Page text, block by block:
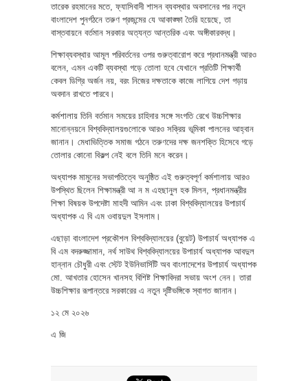
তারেক রহমানের মতে, ফ্যাসিবাদী শাসন ব্যবস্থার অবসানের পর নতুন
বাংলাদেশ পুনর্গঠনে তরুণ প্রজন্মের যে আকাঙ্ক্ষা তৈরি হয়েছে, তা
বাস্তবায়নে বর্তমান সরকার অত্যন্ত আন্তরিক এবং অঙ্গীকারবদ্ধ।
শিক্ষাব্যবস্থার আমূল পরিবর্তনের ওপর গুরুত্বারোপ করে প্রধানমন্ত্রী আরও
বলেন, এমন একটি ব্যবস্থা গড়ে তোলা হবে যেখানে প্রতিটি শিক্ষার্থী
কেবল ডিগ্রি অর্জন নয়, বরং নিজের দক্ষতাকে কাজে লাগিয়ে দেশ গড়ায়
অবদান রাখতে পারবে।
কর্মশালায় তিনি বর্তমান সময়ের চাহিদার সঙ্গে সংগতি রেখে উচ্চশিক্ষার
মানোন্নয়নে বিশ্ববিদ্যালয়গুলোকে আরও সক্রিয় ভূমিকা পালনের আহ্বান
জানান। মেধাভিত্তিক সমাজ গঠনে তরুণদের দক্ষ জনশক্তি হিসেবে গড়ে
তোলার কোনো বিকল্প নেই বলে তিনি মনে করেন।
অধ্যাপক মামুনের সভাপতিত্বে অনুষ্ঠিত এই গুরুত্বপূর্ণ কর্মশালায় আরও
উপস্থিত ছিলেন শিক্ষামন্ত্রী আ ন ম এহছানুল হক মিলন, প্রধানমন্ত্রীর
শিক্ষা বিষয়ক উপদেষ্টা মাহদী আমিন এবং ঢাকা বিশ্ববিদ্যালয়ের উপাচার্য
অধ্যাপক এ বি এম ওবায়দুল ইসলাম।
এছাড়া বাংলাদেশ প্রকৌশল বিশ্ববিদ্যালয়ের (বুয়েট) উপাচার্য অধ্যাপক এ
বি এম বদরুজ্জামান, নর্থ সাউথ বিশ্ববিদ্যালয়ের উপাচার্য অধ্যাপক আবদুল
হান্নান চৌধুরী এবং স্টেট ইউনিভার্সিটি অব বাংলাদেশের উপাচার্য অধ্যাপক
মো. আখতার হোসেন খানসহ বিশিষ্ট শিক্ষাবিদরা সভায় অংশ নেন। তারা
উচ্চশিক্ষার রূপান্তরে সরকারের এ নতুন দৃষ্টিভঙ্গিকে স্বাগত জানান।
১২ মে ২০২৬
এ জি